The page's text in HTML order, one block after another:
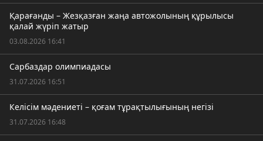
Қарағанды – Жезқазған жаңа автожолының құрылысы
қалай жүріп жатыр
03.08.2026 16:41
Сарбаздар олимпиадасы
31.07.2026 16:51
Келісім мәдениеті – қоғам тұрақтылығының негізі
31.07.2026 16:48